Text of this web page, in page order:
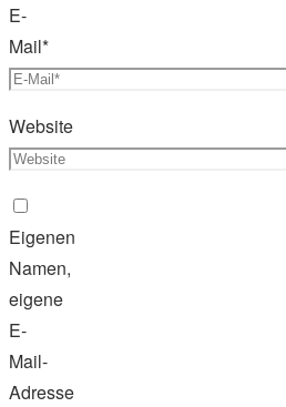
E-
Mail*
Website
Eigenen
Namen,
eigene
E-
Mail-
Adresse